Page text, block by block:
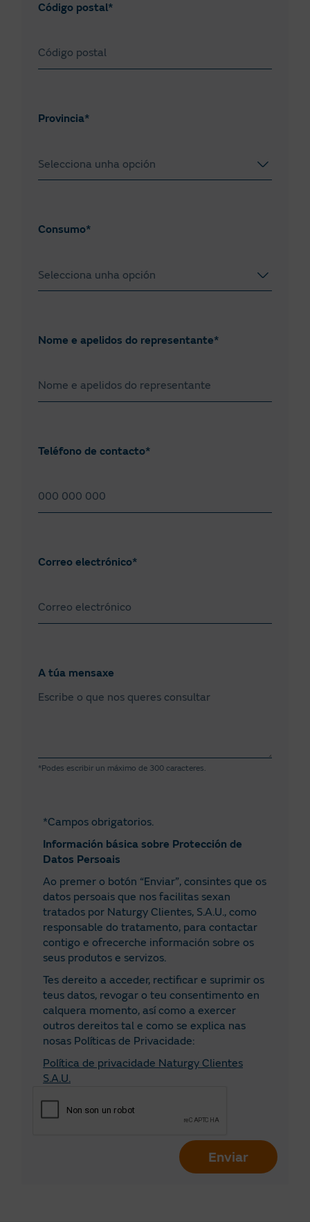
Código postal*
Provincia*
Selecciona unha opción
Alacant
Badaxoz
Burgos
Cádiz
Castelló
Cidade Real
Cuenca
Xirona
Huesca
Illas Baleares
Xaén
A Rioxa
As Palmas
Lleida
Lugo
Málaga
Melilla
Consumo*
Selecciona unha opción
Inferior a 400 MWh/ano
Nome e apelidos do representante*
Teléfono de contacto*
Correo electrónico*
A túa mensaxe
*Podes escribir un máximo de 300 caracteres.
*Campos obrigatorios.
Información básica sobre Protección de
Datos Persoais
Ao premer o botón “Enviar”, consintes que os
datos persoais que nos facilitas sexan
tratados por Naturgy Clientes, S.A.U., como
responsable do tratamento, para contactar
contigo e ofrecerche información sobre os
seus produtos e servizos.
Tes dereito a acceder, rectificar e suprimir os
teus datos, revogar o teu consentimento en
calquera momento, así como a exercer
outros dereitos tal e como se explica nas
nosas Políticas de Privacidade:
Política de privacidade Naturgy Clientes
S.A.U.
Enviar